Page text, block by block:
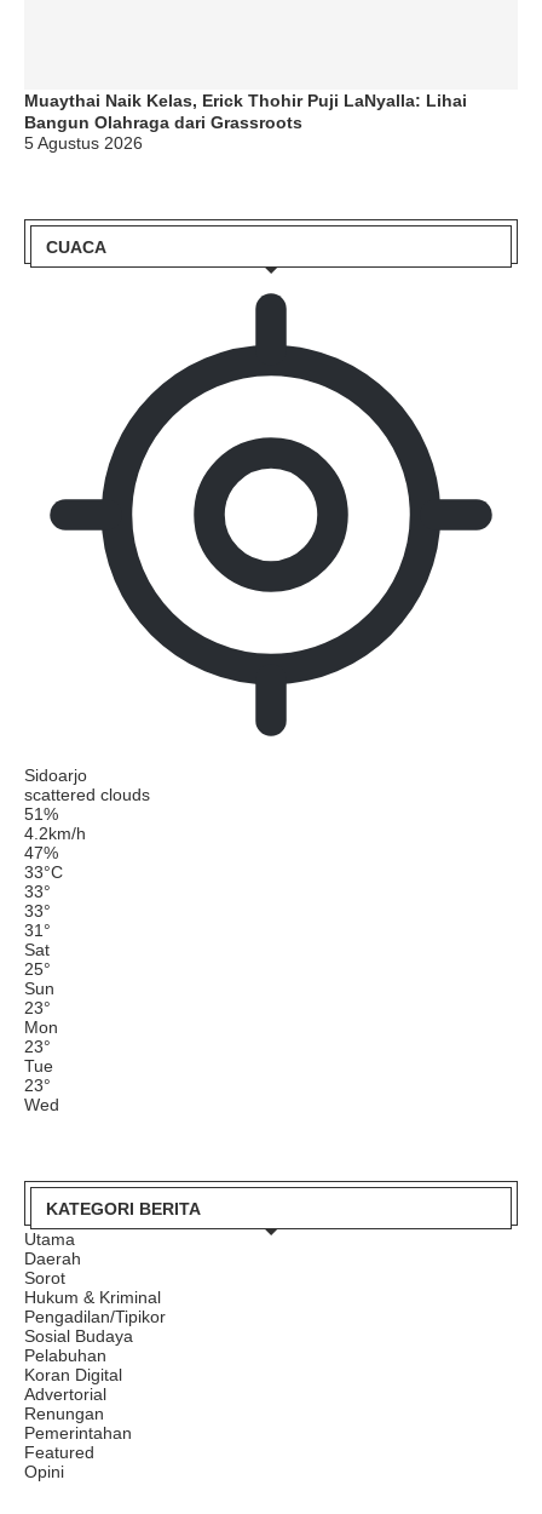
Muaythai Naik Kelas, Erick Thohir Puji LaNyalla: Lihai
Bangun Olahraga dari Grassroots
5 Agustus 2026
CUACA
Sidoarjo
scattered clouds
51%
4.2km/h
47%
33°C
33°
33°
31 °
Sat
25°
Sun
23°
Mon
23°
Tue
23°
Wed
KATEGORI BERITA
Utama
Daerah
Sorot
Hukum & Kriminal
Pengadilan/Tipikor
Sosial Budaya
Pelabuhan
Koran Digital
Advertorial
Renungan
Pemerintahan
Featured
Opini